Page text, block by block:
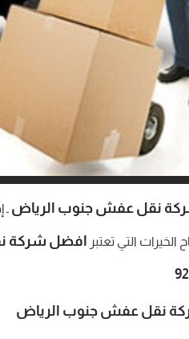
نقل عفش جنوب الرياض ـ
التي تعتبر افضل شركة
نقل عفش جنوب الرياض